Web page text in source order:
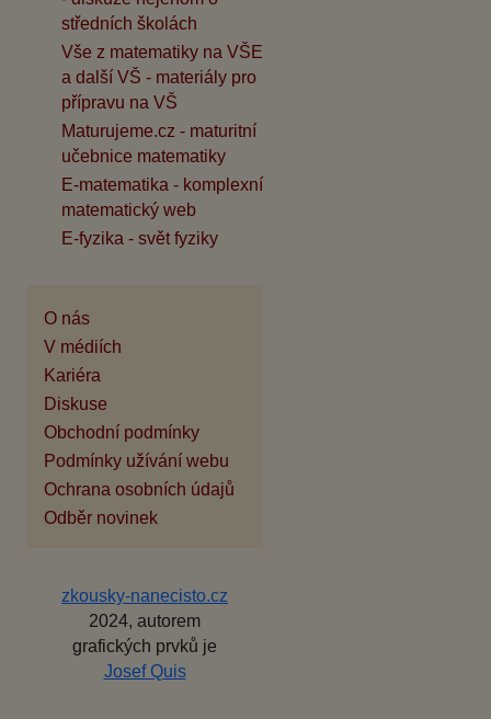
středních školách
Vše z matematiky na VŠE
a další VŠ - materiály pro
přípravu na VŠ
Maturujeme.cz - maturitní
učebnice matematiky
E-matematika - komplexní
matematický web
E-fyzika - svět fyziky
O nás
V médiích
Kariéra
Diskuse
Obchodní podmínky
Podmínky užívání webu
Ochrana osobních údajů
Odběr novinek
zkousky-nanecisto.cz
2024, autorem
grafických prvků je
Josef Quis